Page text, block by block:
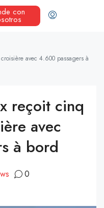
con
avec 4.600 passagers à
reçoit cinq
avec
à bord
0